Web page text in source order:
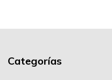
Categorías